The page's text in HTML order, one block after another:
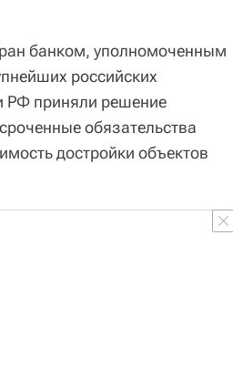
банком, уполномоченным
российских
РФ приняли решение
обязательства
достройки объектов